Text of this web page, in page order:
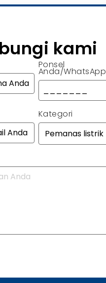
kami
Ponsel
Anda/WhatsApp
Kategori